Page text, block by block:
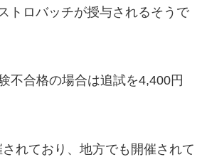
トロバッチが授与されるそうで
不合格の場合は追試を4,400円
れており、地方でも開催されて